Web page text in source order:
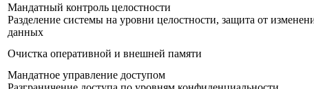
Мандатный контроль целостности
Разделение системы на уровни целостности, защита от
данных
Очистка оперативной и внешней памяти
Мандатное управление доступом